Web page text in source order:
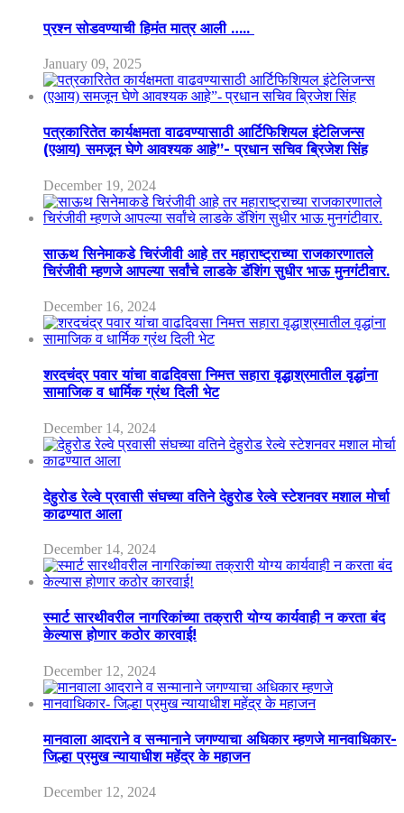
प्रश्न सोडवण्याची हिमंत मात्र आली …..
January 09, 2025
पत्रकारितेत कार्यक्षमता वाढवण्यासाठी आर्टिफिशियल इंटेलिजन्स
(एआय) समजून घेणे आवश्यक आहे”- प्रधान सचिव ब्रिजेश सिंह
December 19, 2024
साऊथ सिनेमाकडे चिरंजीवी आहे तर महाराष्ट्राच्या राजकारणातले
चिरंजीवी म्हणजे आपल्या सर्वांचे लाडके डॅशिंग सुधीर भाऊ मुनगंटीवार.
December 16, 2024
शरदचंद्र पवार यांचा वाढदिवसा निमत्त सहारा वृद्धाश्रमातील वृद्धांना
सामाजिक व धार्मिक ग्रंथ दिली भेट
December 14, 2024
देहुरोड रेल्वे प्रवासी संघच्या वतिने देहुरोड रेल्वे स्टेशनवर मशाल मोर्चा
काढण्यात आला
December 14, 2024
स्मार्ट सारथीवरील नागरिकांच्या तक्रारी योग्य कार्यवाही न करता बंद
केल्यास होणार कठोर कारवाई!
December 12, 2024
मानवाला आदराने व सन्मानाने जगण्याचा अधिकार म्हणजे मानवाधिकार-
जिल्हा प्रमुख न्यायाधीश महेंद्र के महाजन
December 12, 2024